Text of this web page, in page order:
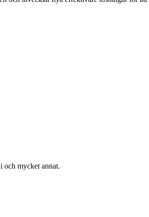
och mycket annat.